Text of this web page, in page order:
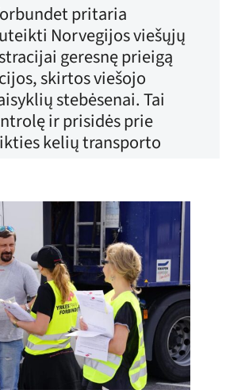
pritaria
Norvegijos viešųjų
geresnę prieigą
skirtos viešojo
stebėsenai. Tai
ir prisidės prie
kelių transporto